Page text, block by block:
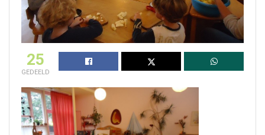
25
GEDEELD